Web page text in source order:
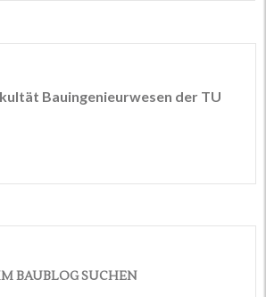
Bauingenieurwesen der TU
BAUBLOG SUCHEN